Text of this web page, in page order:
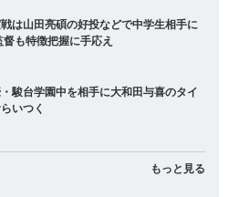
は山田亮碩の好投などで中学生相手に
も特徴把握に手応え
駿台学園中を相手に大和田与喜のタイ
いつく
もっと見る